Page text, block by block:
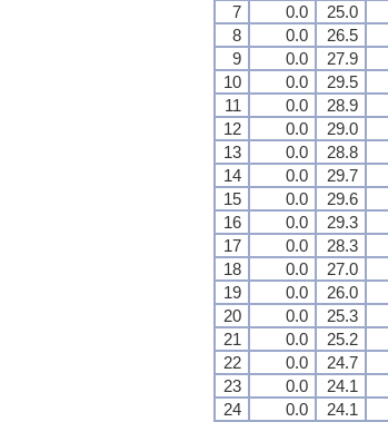
7
0.0 25.0
8
0.0 26.5
9
0.0 27.9
10
0.0 29.5
11
0.0 28.9
12
0.0 29.0
13
0.0 28.8
14
0.0 29.7
15
0.0 29.6
16
0.0 29.3
17
0.0 28.3
18
0.0 27.0
19
0.0 26.0
20
0.0 25.3
21
0.0 25.2
22
0.0 24.7
23
0.0 24.1
24
0.0 24.1